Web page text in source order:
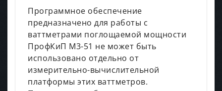
Программное обеспечение
предназначено для работы с
ваттметрами поглощаемой мощности
ПрофКиП М3-51 не может быть
использовано отдельно от
измерительно-вычислительной
платформы этих ваттметров.